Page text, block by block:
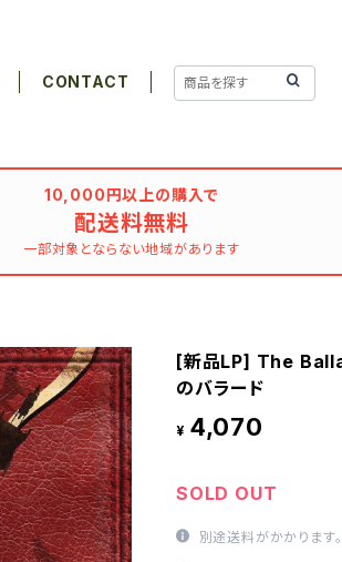
CONTACT
10,000円以上の購入で
配送料無料
一部対象とならない地域があります
[新品LP] The
のバラード
¥ 4,070
SOLD OUT
別途送料がかかります。